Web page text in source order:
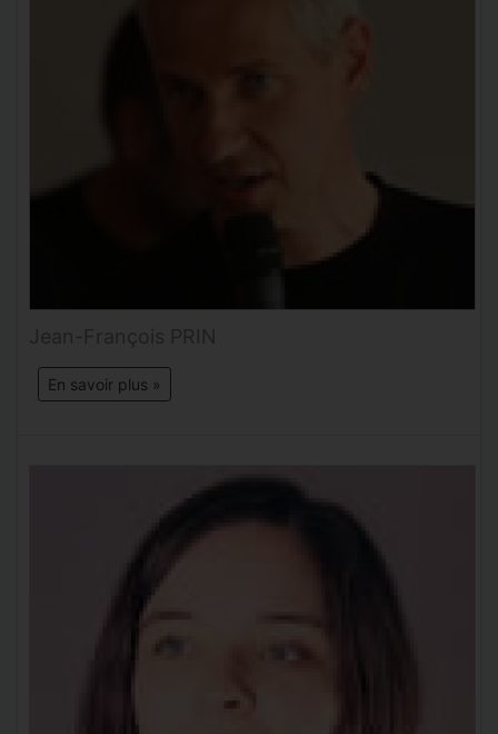
Jean-François PRIN
En savoir plus »